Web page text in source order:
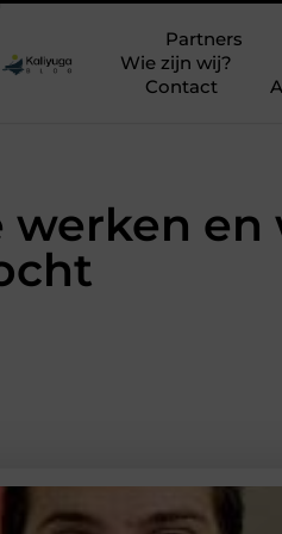
Partners
Wie zijn wij?
Contact
werken en